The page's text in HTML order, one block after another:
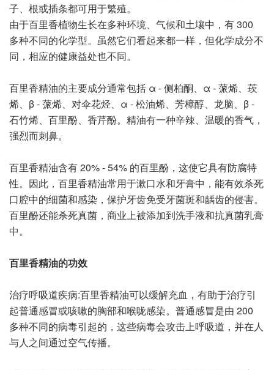
子、根或插条都可用于繁殖。
由于百里香植物生长在多种环境、气候和土壤中，有 300
多种不同的化学型。虽然它们看起来都一样，但化学成分不
同，相应的健康益处也不同。
百里香精油的主要成分通常包括 α - 侧柏酮、α - 蒎烯、莰
烯、β - 蒎烯、对伞花烃、α - 松油烯、芳樟醇、龙脑、β -
石竹烯、百里酚、香芹酚。精油有一种辛辣、温暖的香气，
强烈而刺鼻。
百里香精油含有 20% - 54% 的百里酚，这使它具有防腐特
性。因此，百里香精油常用于漱口水和牙膏中，能有效杀死
口腔中的细菌和感染，保护牙齿免受牙菌斑和龋齿的侵害。
百里酚还能杀死真菌，商业上被添加到洗手液和抗真菌乳膏
中。
百里香精油的功效
治疗呼吸道疾病:百里香精油可以缓解充血，有助于治疗引
起普通感冒或咳嗽的胸部和喉咙感染。普通感冒是由 200
多种不同的病毒引起的，这些病毒会攻击上呼吸道，并在人
与人之间通过空气传播。